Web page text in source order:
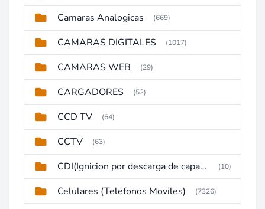
Camaras Analogicas (669)
CAMARAS DIGITALES (1017)
CAMARAS WEB (29)
CARGADORES (52)
CCD TV (64)
CCTV (63)
CDI(Ignicion por descarga de capacitor) (10)
Celulares (Telefonos Moviles) (7326)